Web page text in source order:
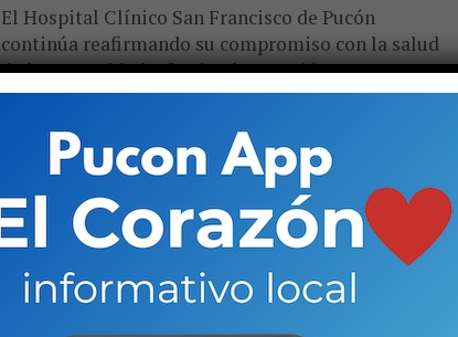
El Hospital Clínico San Francisco de Pucón
continúa reafirmando su compromiso con la salud
de la comunidad, ofreciendo atención
traumatológica de alta especialidad. En esta
oportunidad,...